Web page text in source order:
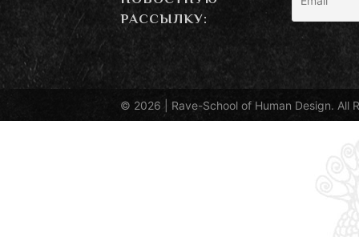
РАССЫЛКУ:
© 2026 | Rave-School of Human Design. All